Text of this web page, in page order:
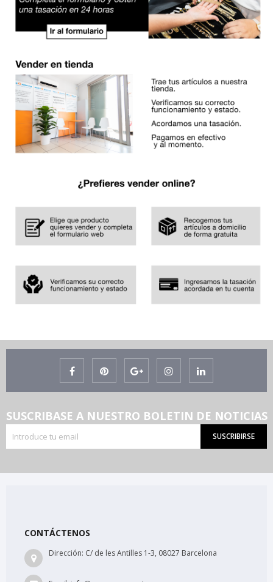
SUSCRIBASE A NUESTRO BOLETIN DE NOTICIAS
SUSCRIBIRSE
CONTÁCTENOS
Dirección: C/ de les Antilles 1-3, 08027 Barcelona